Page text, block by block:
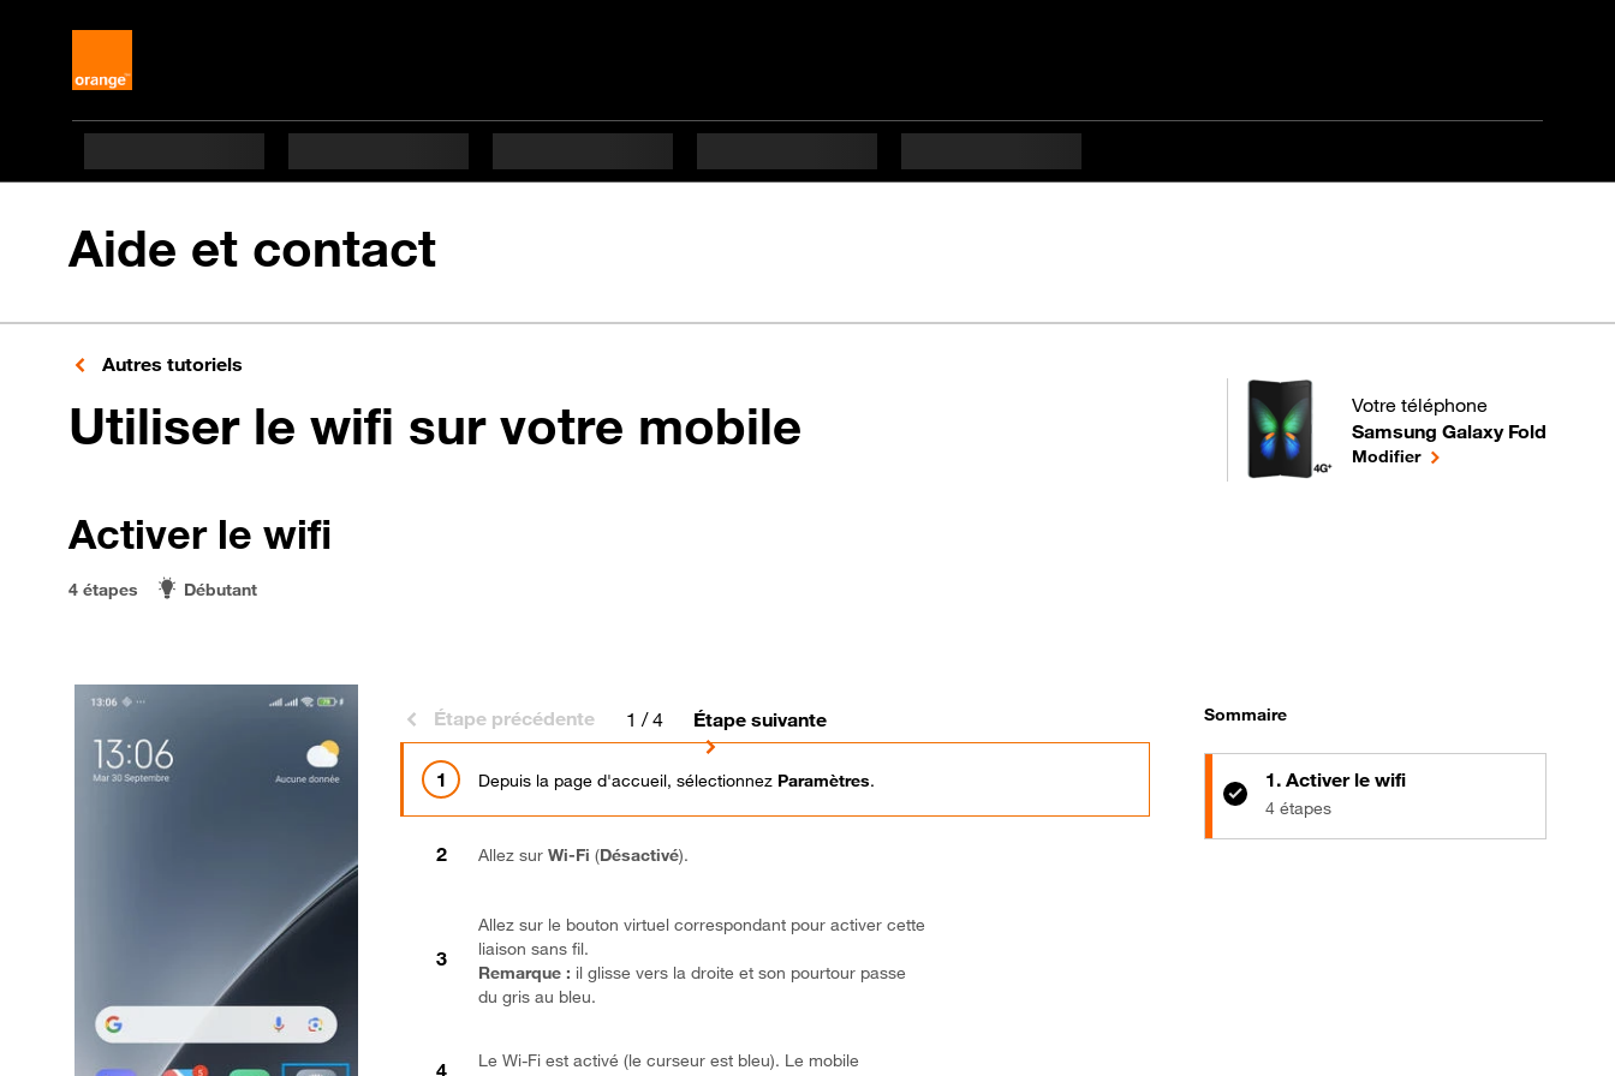
Aide et contact
Autres tutoriels
Utiliser le wifi sur votre mobile
Votre téléphone
Samsung Galaxy Fold
pour votre Samsung Galaxy
Modifierle téléphone
Activer le wifi
4 étapes Débutant
Étape précédente 1 / 4 Étape suivante
Depuis la page d'accueil, sélectionnez Paramètres.
Allez surWi-Fi (Désactivé).
Allez sur le bouton virtuel correspondant pour activer cette
liaison sans fil.
Remarque : il glisse vers la droite et son pourtour passe
du gris au bleu.
Le Wi-Fi est activé (le curseur est bleu). Le mobile
Sommaire
1. Activer le wifi
4 étapes